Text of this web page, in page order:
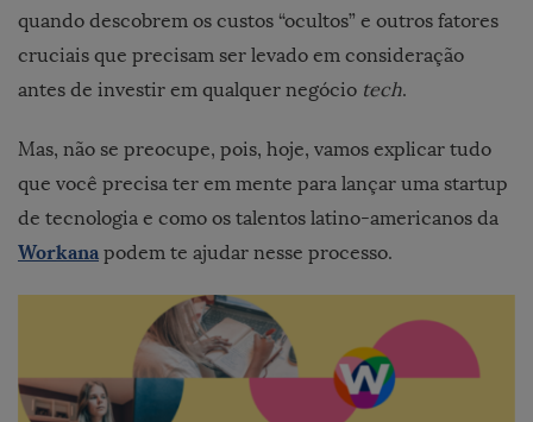
quando descobrem os custos “ocultos” e outros fatores
cruciais que precisam ser levado em consideração
antes de investir em qualquer negócio tech.
Mas, não se preocupe, pois, hoje, vamos explicar tudo
que você precisa ter em mente para lançar uma startup
de tecnologia e como os talentos latino-americanos da
Workana podem te ajudar nesse processo.